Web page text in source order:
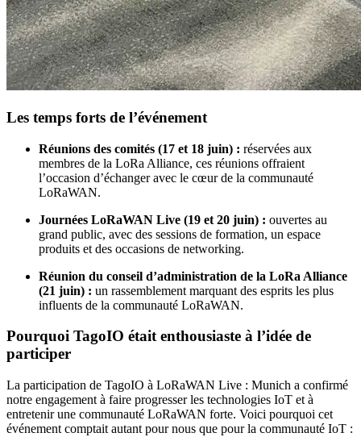
Les temps forts de l’événement
Réunions des comités (17 et 18 juin) : réservées aux
membres de la LoRa Alliance, ces réunions offraient
l’occasion d’échanger avec le cœur de la communauté
LoRaWAN.
Journées LoRaWAN Live (19 et 20 juin) : ouvertes au
grand public, avec des sessions de formation, un espace
produits et des occasions de networking.
Réunion du conseil d’administration de la LoRa Alliance
(21 juin) : un rassemblement marquant des esprits les plus
influents de la communauté LoRaWAN.
Pourquoi TagoIO était enthousiaste à l’idée de
participer
La participation de TagoIO à LoRaWAN Live : Munich a confirmé
notre engagement à faire progresser les technologies IoT et à
entretenir une communauté LoRaWAN forte. Voici pourquoi cet
événement comptait autant pour nous que pour la communauté IoT :